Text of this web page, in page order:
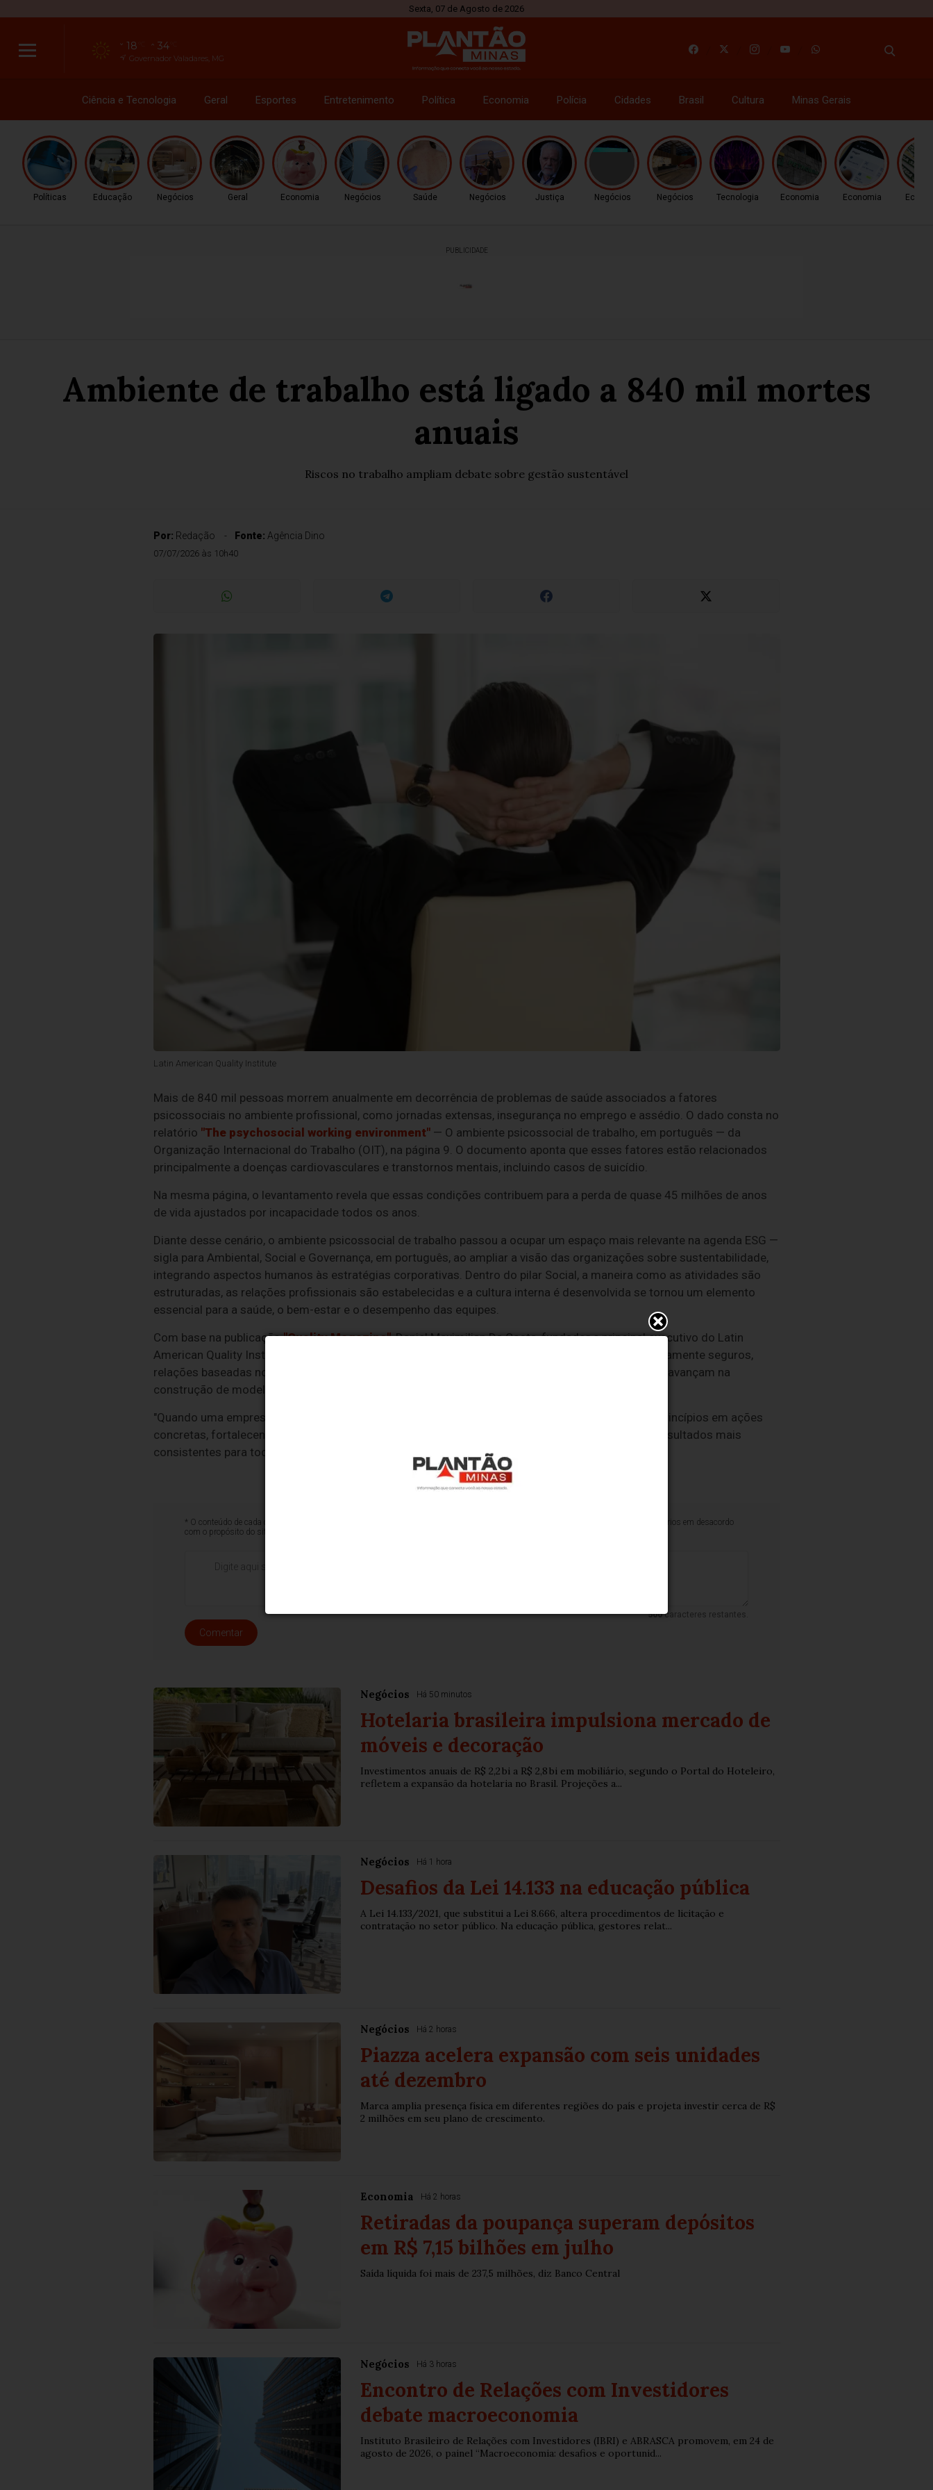
Sexta, 07 de Agosto de 2026
18 34
Governador Valadares, MG
Ciência e Tecnologia Geral Esportes Entretenimento Política Economia Polícia Cidades Brasil Cultura Minas Gerais
Políticas Educação Negócios Geral Economia Negócios Saúde Negócios Justiça Negócios Negócios Tecnologia Economia Economia
PUBLICIDADE
Ambiente de trabalho está ligado a 840 mil mortes
anuais
Riscos no trabalho ampliam debate sobre gestão sustentável
Por: Redação Fonte: Agência Dino
07/07/2026 às 10h40
Latin American Quality Institute
Mais de 840 mil pessoas morrem anualmente em decorrência de problemas de saúde associados a fatores
psicossociais no ambiente profissional, como jornadas extensas, insegurança no emprego e assédio. O dado consta no
relatório "The psychosocial working environment"— O ambiente psicossocial de trabalho, em português — da
Organização Internacional do Trabalho (OIT), na página 9. O documento aponta que esses fatores estão relacionados
principalmente a doenças cardiovasculares e transtornos mentais, incluindo casos de suicídio.
Na mesma página, o levantamento revela que essas condições contribuem para a perda de quase 45 milhões de anos
de vida ajustados por incapacidade todos os anos.
Diante desse cenário, o ambiente psicossocial de trabalho passou a ocupar um espaço mais relevante na agenda ESG —
sigla para Ambiental, Social e Governança, em português, ao ampliar a visão das organizações sobre sustentabilidade,
integrando aspectos humanos às estratégias corporativas. Dentro do pilar Social, a maneira como as atividades são
estruturadas, as relações profissionais são estabelecidas e a cultura interna é desenvolvida se tornou um elemento
essencial para a saúde, o bem-estar e o desempenho das equipes.
Com base na publicação"Quality Magazine", Daniel Maximilian Da Costa, fundador e principal executivo do Latin
American Quality Institute (LAQI), destaca que organizações que promovem ambientes psicologicamente seguros,
relações baseadas no respeito e práticas de gestão responsáveis fortalecem sua cultura interna e avançam na
construção de modelos de negócios mais sustentáveis, envolvendo inclusive a qualidade.
"Quando uma empresa incorpora a qualidade à agenda ESG, ela cria condições para transformar princípios em ações
concretas, fortalecendo a gestão e, principalmente, valorizando as pessoas, o que também gera resultados mais
consistentes para todos os seus públicos", finaliza.
* O conteúdo de cada comentário é de responsabilidade de quem realizá-lo. Nos reservamos ao direito de reprovar ou eliminar comentários em desacordo
com o propósito do site ou que contenham palavras ofensivas.
500caracteres restantes.
Comentar
Negócios Há 50 minutos
Hotelaria brasileira impulsiona mercado de
móveis e decoração
Investimentos anuais de R$ 2,2 bi a R$ 2,8 bi em mobiliário, segundo o Portal do Hoteleiro,
refletem a expansão da hotelaria no Brasil. Projeções a...
Negócios Há 1 hora
Desafios da Lei 14.133 na educação pública
A Lei 14.133/2021, que substitui a Lei 8.666, altera procedimentos de licitação e
contratação no setor público. Na educação pública, gestores relat...
Negócios Há 2 horas
Piazza acelera expansão com seis unidades
até dezembro
Marca amplia presença física em diferentes regiões do país e projeta investir cerca de R$
2 milhões em seu plano de crescimento.
Economia Há 2 horas
Retiradas da poupança superam depósitos
em R$ 7,15 bilhões em julho
Saída líquida foi mais de 237,5 milhões, diz Banco Central
Negócios Há 3 horas
Encontro de Relações com Investidores
debate macroeconomia
Instituto Brasileiro de Relações com Investidores (IBRI) e ABRASCA promovem, em 24 de
agosto de 2026, o painel “Macroeconomia: desafios e oportunid...